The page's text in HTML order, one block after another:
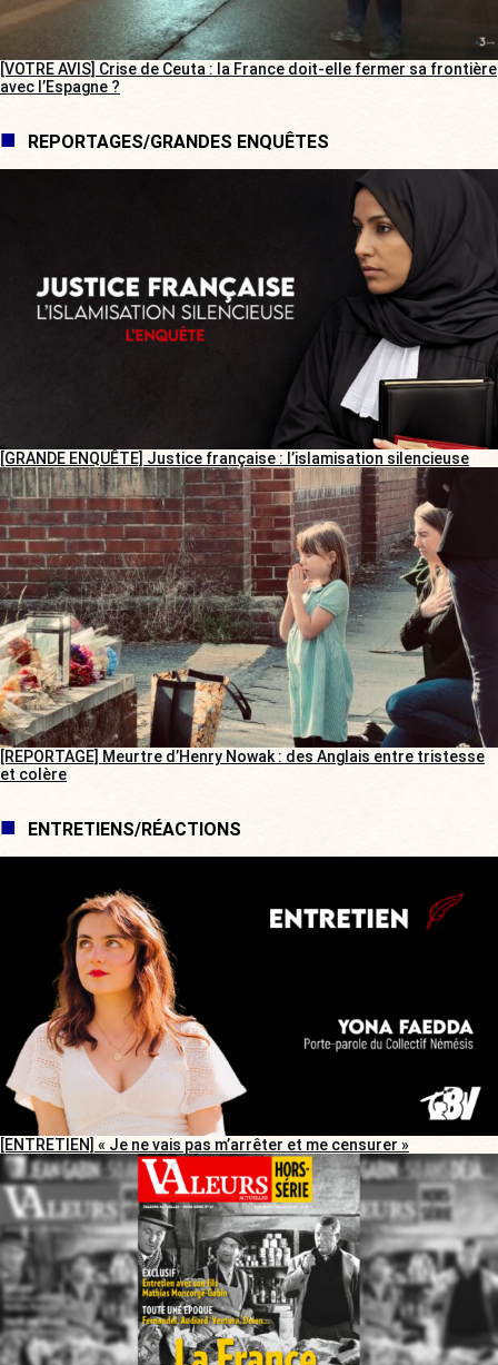
[VOTRE AVIS] Crise de Ceuta : la France doit-elle fermer sa frontière
avec l’Espagne ?
REPORTAGES/GRANDES ENQUÊTES
[GRANDE ENQUÊTE] Justice française : l’islamisation silencieuse
[REPORTAGE] Meurtre d’Henry Nowak : des Anglais entre tristesse
et colère
ENTRETIENS/RÉACTIONS
[ENTRETIEN] « Je ne vais pas m’arrêter et me censurer »